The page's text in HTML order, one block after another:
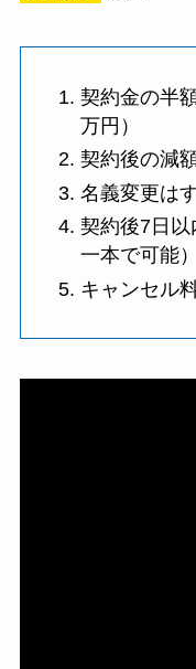
契約金の半
万円）
契約後の減
名義変更は
契約後7日
一本で可能）
キャンセル